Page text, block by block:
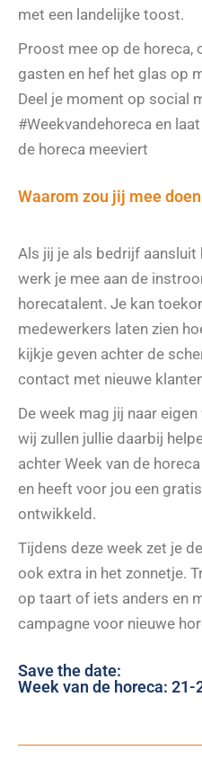
met een landelijke toost.
Proost mee op de horeca,
gasten en hef het glas op
Deel je moment op social
#Weekvandehoreca en
de horeca meeviert
Waarom zou jij mee
Als jij je als bedrijf aansluit
werk je mee aan de
horecatalent. Je kan
medewerkers laten zien
kijkje geven achter de
contact met nieuwe
De week mag jij naar
wij zullen jullie daarbij
achter Week van de
en heeft voor jou een
ontwikkeld.
Tijdens deze week zet je
ook extra in het zonnetje.
op taart of iets anders en
campagne voor nieuwe
Save the date:
Week van de horeca: